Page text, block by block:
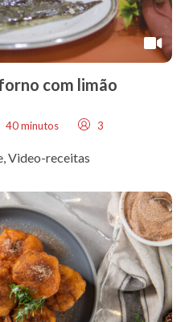
com limão
40 minutos 3
, Video-receitas